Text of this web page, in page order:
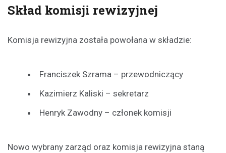
Skład komisji rewizyjnej
Komisja rewizyjna została powołana w składzie:
Franciszek Szrama – przewodniczący
Kazimierz Kaliski – sekretarz
Henryk Zawodny – członek komisji
Nowo wybrany zarząd oraz komisja rewizyjna staną